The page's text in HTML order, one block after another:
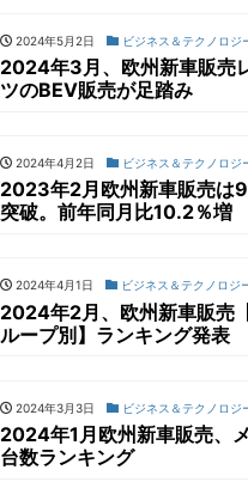
2024年5月2日 ビジネス＆テクノロジ
2024年3月、欧州新車販売
ツのBEV販売が足踏み
2024年4月2日 ビジネス＆テクノロジ
2023年2月欧州新車販売は
突破。前年同月比10.2％増
2024年4月1日 ビジネス＆テクノロジ
2024年2月、欧州新車販売
ループ別】ランキング発表
2024年3月3日 ビジネス＆テクノロジ
2024年1月欧州新車販売、
台数ランキング